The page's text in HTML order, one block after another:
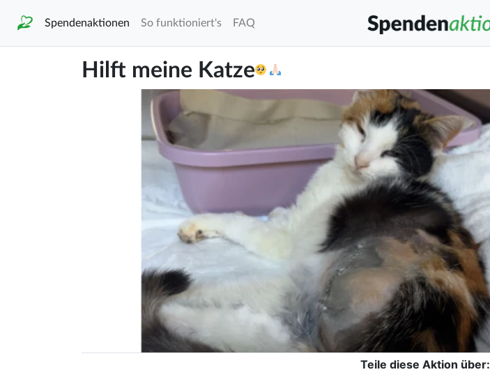
Spendenaktionen So funktioniert's FAQ
Hilft meine Katze
Teile diese Aktion über: